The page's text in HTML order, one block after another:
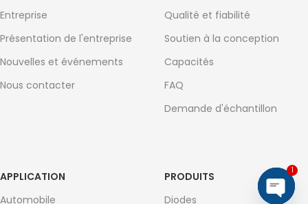
Entreprise
Présentation de l'entreprise
Nouvelles et événements
Nous contacter
Qualité et fiabilité
Soutien à la conception
Capacités
FAQ
Demande d'échantillon
APPLICATION
Automobile
PRODUITS
Diodes
1